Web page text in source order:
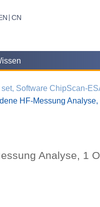
CN
Software ChipScan-
HF-Messung Analyse,
Analyse, 1